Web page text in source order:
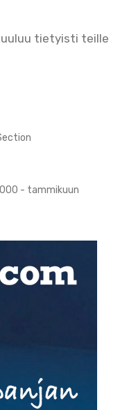
tietyisti teille
- tammikuun